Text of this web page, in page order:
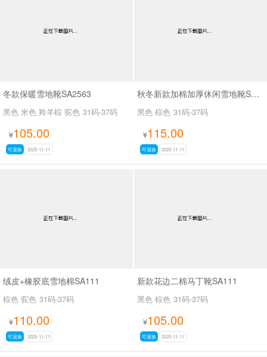
冬款保暖雪地靴SA2563
黑色 米色 羚羊棕 驼色 31码-37码
¥105.00
可退换 2025-11-11
秋冬新款加棉加厚休闲雪地靴SA111
黑色 棕色 31码-37码
¥115.00
可退换 2025-11-11
绒皮+橡胶底雪地棉SA111
棕色 驼色 31码-37码
¥110.00
可退换 2025-11-11
新款花边二棉马丁靴SA111
黑色 棕色 31码-37码
¥105.00
可退换 2025-11-11